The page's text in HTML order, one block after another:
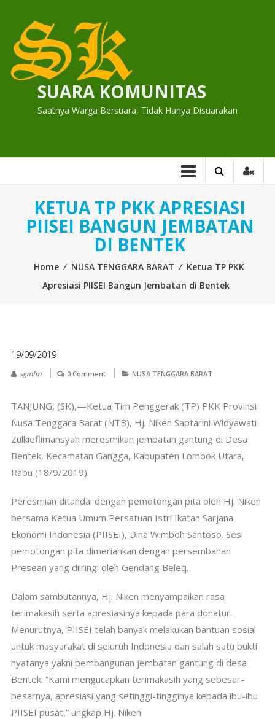
content
SUARA KOMUNITAS
Saatnya Warga Bersuara, Tidak Hanya Disuarakan
KETUA TP PKK APRESIASI
PIISEI BANGUN JEMBATAN
DI BENTEK
Home ⁄ NUSA TENGGARA BARAT ⁄ Ketua TP PKK
Apresiasi PIISEI Bangun Jembatan di Bentek
19/09/2019
sgmfm 0 Comment NUSA TENGGARA BARAT
TANJUNG, (SK),—Ketua Tim Penggerak (TP) PKK Provinsi
Nusa Tenggara Barat (NTB), Hj. Niken Saptarini Widyawati
Zulkieflimansyah meresmikan jembatan gantung di Desa
Bentek, Kecamatan Gangga, Kabupaten Lombok Utara,
Rabu (18/9/2019).
Peresmian ditandai dengan pemotongan pita oleh Hj. Niken
bersama Ketua Umum Persatuan Istri Ikatan Sarjana
Ekonomi Indonesia (PIISEI), Dina Wimboh Santoso. Sesi
pemotongan pita dimeriahkan dengan persembahan
Presean yang diiringi oleh Gendang Beleq.
Dalam sambutannya, Hj. Niken menyampaikan rasa
terimakasih serta apresiasinya kepada para donatur.
Menurutnya, PIISEI telah banyak melakukan bantuan sosial
untuk masyarakat di seluruh Indonesia dan salah satu bukti
nyatanya yakni pembangunan jembatan gantung di desa
Bentek. “Kami mengucapkan terimakasih yang sebesar-
besarnya, apresiasi yang setinggi-tingginya kepada ibu-ibu
PIISEI pusat,” ungkap Hj. Niken.